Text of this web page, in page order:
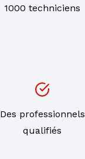
1000 techniciens
Des professionnels
qualifiés